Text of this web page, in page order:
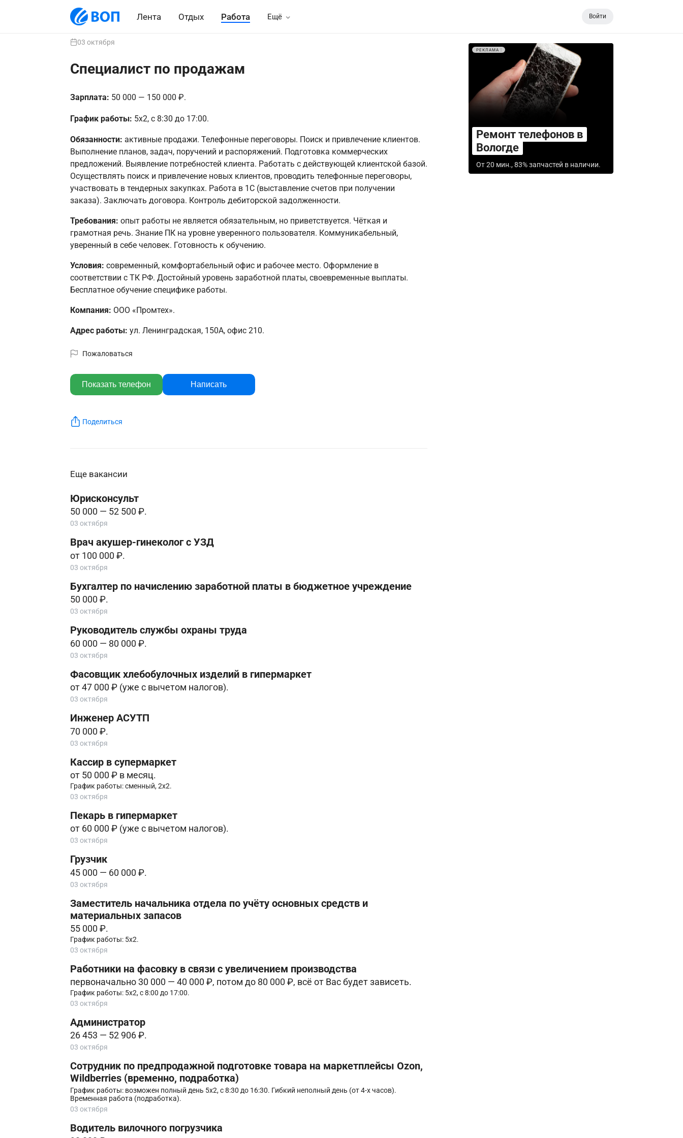
Лента Отдых Работа Ещё Войти
03 октября
Специалист по продажам
Зарплата: 50 000 — 150 000 ₽.
График работы: 5х2, с 8:30 до 17:00.
Обязанности: активные продажи. Телефонные переговоры. Поиск и привлечение клиентов.
Выполнение планов, задач, поручений и распоряжений. Подготовка коммерческих
предложений. Выявление потребностей клиента. Работать с действующей клиентской базой.
Осуществлять поиск и привлечение новых клиентов, проводить телефонные переговоры,
участвовать в тендерных закупках. Работа в 1С (выставление счетов при получении
заказа). Заключать договора. Контроль дебиторской задолженности.
Требования: опыт работы не является обязательным, но приветствуется. Чёткая и
грамотная речь. Знание ПК на уровне уверенного пользователя. Коммуникабельный,
уверенный в себе человек. Готовность к обучению.
Условия: современный, комфортабельный офис и рабочее место. Оформление в
соответствии с ТК РФ. Достойный уровень заработной платы, своевременные выплаты.
Бесплатное обучение специфике работы.
Компания: ООО «Промтех».
Адрес работы: ул. Ленинградская, 150А, офис 210.
Пожаловаться
Показать телефон Написать
Поделиться
РЕКЛАМА
Ремонт телефонов в
Вологде
От 20 мин., 83% запчастей в наличии.
Еще вакансии
Юрисконсульт
50 000 — 52 500 ₽.
03 октября
Врач акушер-гинеколог с УЗД
от 100 000 ₽.
03 октября
Бухгалтер по начислению заработной платы в бюджетное учреждение
50 000 ₽.
03 октября
Руководитель службы охраны труда
60 000 — 80 000 ₽.
03 октября
Фасовщик хлебобулочных изделий в гипермаркет
от 47 000 ₽ (уже с вычетом налогов).
03 октября
Инженер АСУТП
70 000 ₽.
03 октября
Кассир в супермаркет
от 50 000 ₽ в месяц.
График работы: сменный, 2х2.
03 октября
Пекарь в гипермаркет
от 60 000 ₽ (уже с вычетом налогов).
03 октября
Грузчик
45 000 — 60 000 ₽.
03 октября
Заместитель начальника отдела по учёту основных средств и
материальных запасов
55 000 ₽.
График работы: 5х2.
03 октября
Работники на фасовку в связи с увеличением производства
первоначально 30 000 — 40 000 ₽, потом до 80 000 ₽, всё от Вас будет зависеть.
График работы: 5х2, с 8:00 до 17:00.
03 октября
Администратор
26 453 — 52 906 ₽.
03 октября
Сотрудник по предпродажной подготовке товара на маркетплейсы Ozon,
Wildberries (временно, подработка)
График работы: возможен полный день 5х2, с 8:30 до 16:30. Гибкий неполный день (от 4-х часов).
Временная работа (подработка).
03 октября
Водитель вилочного погрузчика